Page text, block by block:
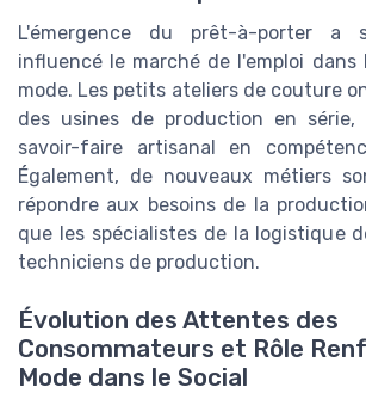
L'émergence du prêt-à-porter a
influencé le marché de l'emploi dans
mode. Les petits ateliers de couture
des usines de production en
savoir-faire artisanal en
Également, de nouveaux métiers
répondre aux besoins de la
que les spécialistes de la logistique
techniciens de production.
Évolution des Attentes des
Consommateurs et Rôle
Mode dans le Social